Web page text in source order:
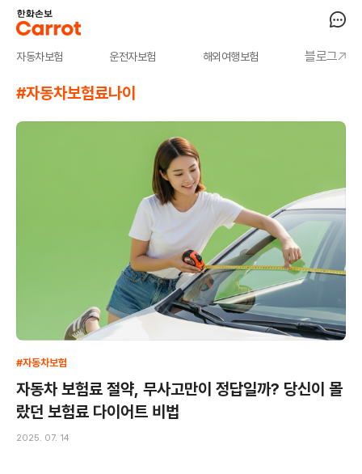
자동차보험 운전자보험 해외여행보험 블로그
#자동차보험료나이
#자동차보험
자동차 보험료 절약, 무사고만이 정답일까? 당신이 몰
랐던 보험료 다이어트 비법
2025. 07. 14